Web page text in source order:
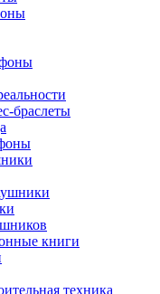
браслеты
книги
техника